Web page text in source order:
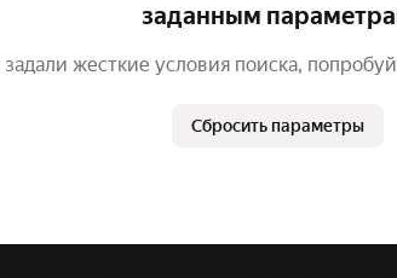
заданным
жесткие условия поиска,
Сбросить параметры